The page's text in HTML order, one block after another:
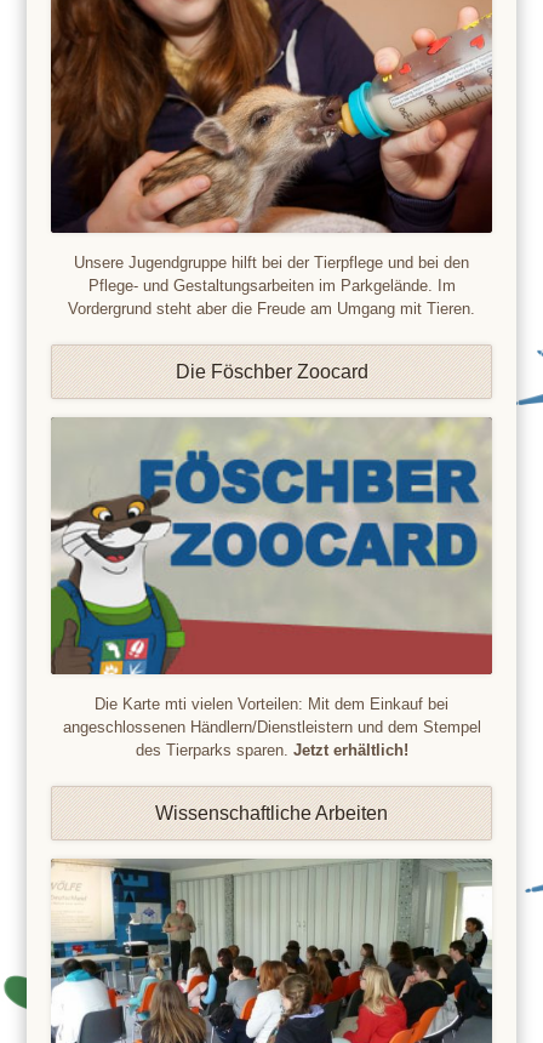
Unsere Jugendgruppe hilft bei der Tierpflege und bei den
Pflege- und Gestaltungsarbeiten im Parkgelände. Im
Vordergrund steht aber die Freude am Umgang mit Tieren.
Die Föschber Zoocard
Die Karte mti vielen Vorteilen: Mit dem Einkauf bei
angeschlossenen Händlern/Dienstleistern und dem Stempel
des Tierparks sparen. Jetzt erhältlich!
Wissenschaftliche Arbeiten